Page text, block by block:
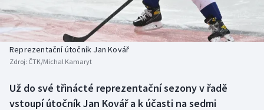
Basketbal
Biatlon
Boby a skeleton
Aplikace ČT sport
AZ kvíz
Reprezentační útočník Jan Kovář
Zdroj: ČTK/Michal Kamaryt
Už do své třinácté reprezentační sezony v řadě
vstoupí útočník Jan Kovář a k účasti na sedmi